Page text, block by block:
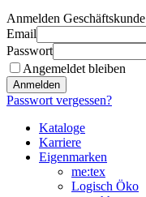
Anmelden Geschäftskunde
Email
Passwort
Angemeldet bleiben
Anmelden
Passwort vergessen?
Kataloge
Karriere
Eigenmarken
me:tex
Logisch Öko